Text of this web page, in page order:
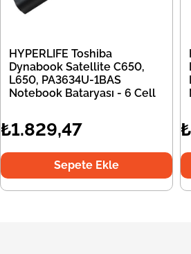
HYPERLIFE Toshiba
Dynabook Satellite C650,
L650, PA3634U-1BAS
Notebook Bataryası - 6 Cell
₺1.829,47
Sepete Ekle